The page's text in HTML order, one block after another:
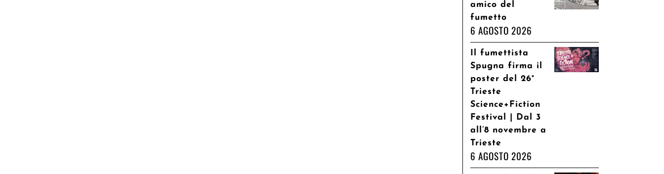
amico del
fumetto
6 AGOSTO 2026
Il fumettista
Spugna firma il
poster del 26°
Trieste
Science+Fiction
Festival | Dal 3
all’8 novembre a
Trieste
6 AGOSTO 2026